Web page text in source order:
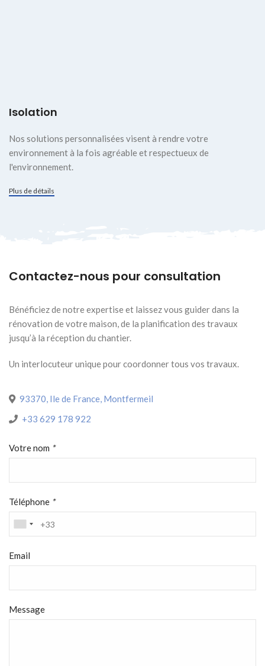
Isolation
Nos solutions personnalisées visent à rendre votre
environnement à la fois agréable et respectueux de
l'environnement.
Plus de détails
Contactez-nous pour consultation
Bénéficiez de notre expertise et laissez vous guider dans la
rénovation de votre maison, de la planification des travaux
jusqu’à la réception du chantier.
Un interlocuteur unique pour coordonner tous vos travaux.
93370, Ile de France, Montfermeil
+33 629 178 922
Votre nom *
Téléphone *
Email
Message